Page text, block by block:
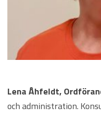
Lena Åhfeldt,
och administration.